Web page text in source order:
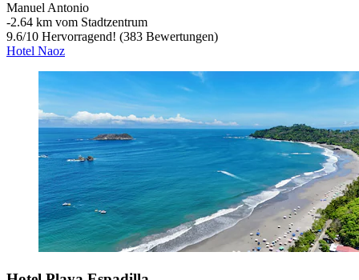
Manuel Antonio
‐2.64 km vom Stadtzentrum
9.6/10 Hervorragend! (383 Bewertungen)
Hotel Naoz